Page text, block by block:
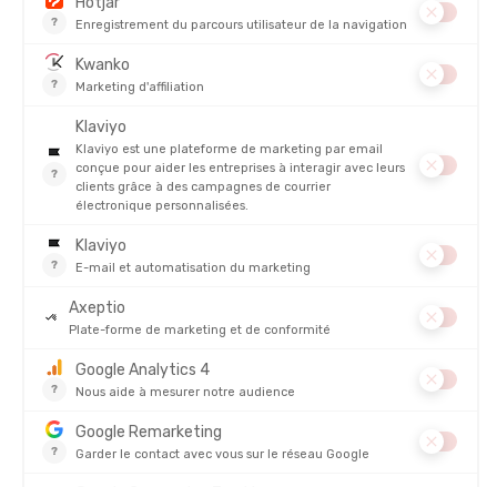
un accessoire polyvalent qui peut aussi protéger du vent ou
secondaires, mais ils jouent un rôle essentiel pour le confort de
vos petits. Ces équipements protègent les mains du froid et
Bien choisir les accessoires de trail et running pour enfants
Pour vous comme pour vos enfants, bien choisir son
équipement de sport junior est essentiel ! Et pourquoi pas
ajouter une touche de fun à la technique ?
1. Confort et légèreté avant tout
courir. Optez pour des
ergonomiques. Chaque accessoire doit se faire oublier une fois
2. Des designs funs et colorés
Le style compte, même pour les plus jeunes ! Des couleurs
vives et des motifs amusants peuvent motiver vos enfants à
enfiler leur équipement et à partir à l’aventure.